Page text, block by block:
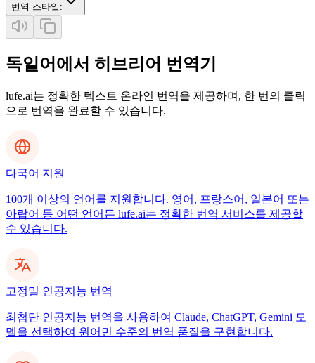
번역 스타일 :
독일어에서 히브리어 번역기
lufe.ai는 정확한 텍스트 온라인 번역을 제공하며, 한 번의 클릭
으로 번역을 완료할 수 있습니다.
다국어 지원
100개 이상의 언어를 지원합니다. 영어, 프랑스어, 일본어 또는
아랍어 등 어떤 언어든 lufe.ai는 정확한 번역 서비스를 제공할
수 있습니다.
고정밀 인공지능 번역
최첨단 인공지능 번역을 사용하여 Claude, ChatGPT, Gemini 모
델을 선택하여 원어민 수준의 번역 품질을 구현합니다.